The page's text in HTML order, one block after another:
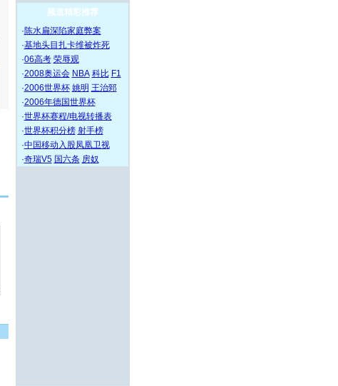
频道精彩推荐
·陈水扁深陷家庭弊案
·基地头目扎卡维被炸死
·06高考 荣辱观
·2008奥运会 NBA 科比 F1
·2006世界杯 姚明 王治郅
·2006年德国世界杯
·世界杯赛程/电视转播表
·世界杯积分榜 射手榜
·中国移动入股凤凰卫视
·奇瑞V5 国六条 房奴